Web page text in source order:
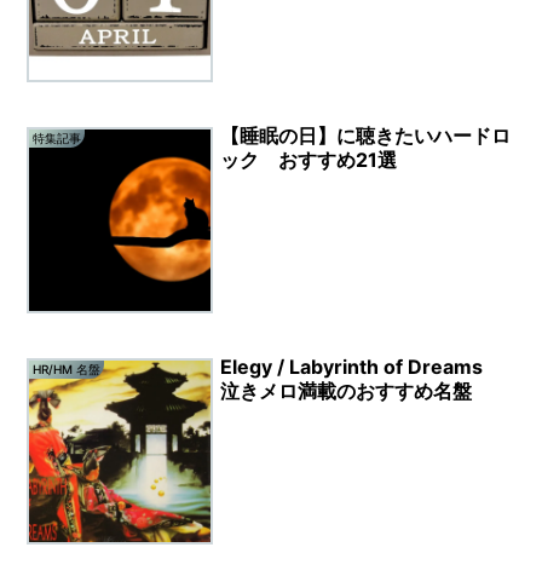
特集記事
【睡眠の日】に聴きたいハードロ
ック おすすめ21選
HR/HM 名盤
Elegy / Labyrinth of Dreams
泣きメロ満載のおすすめ名盤